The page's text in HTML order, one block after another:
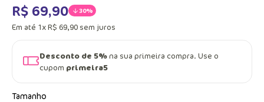
R$ 69,90 30%
Em até 1xR$ 69,90 sem juros
Desconto de 5%na sua primeira compra. Use o
cupom primeira5
Tamanho